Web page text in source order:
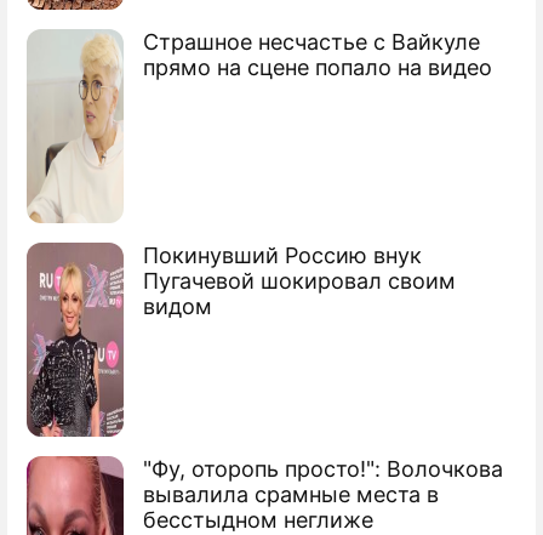
Страшное несчастье с Вайкуле
прямо на сцене попало на видео
Покинувший Россию внук
Пугачевой шокировал своим
видом
"Фу, оторопь просто!": Волочкова
вывалила срамные места в
бесстыдном неглиже